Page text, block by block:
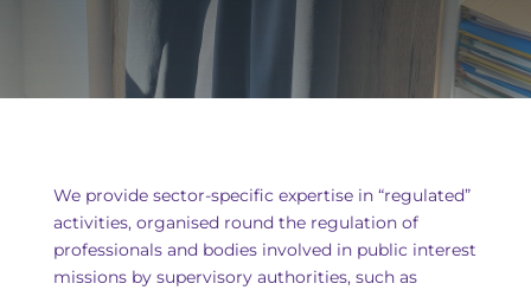
We provide sector-specific expertise in “regulated”
activities, organised round the regulation of
professionals and bodies involved in public interest
missions by supervisory authorities, such as